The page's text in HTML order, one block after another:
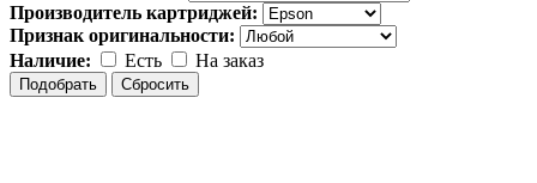
Производитель картриджей:
Признак оригинальности:
Наличие:
Есть На заказ